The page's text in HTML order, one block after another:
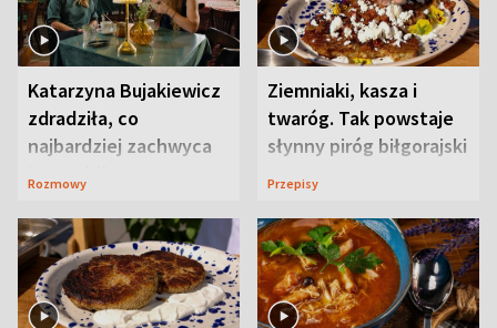
Katarzyna Bujakiewicz
zdradziła, co
najbardziej zachwyca
ją w Lublinie
Rozmowy
Ziemniaki, kasza i
twaróg. Tak powstaje
słynny piróg biłgorajski
Przepisy